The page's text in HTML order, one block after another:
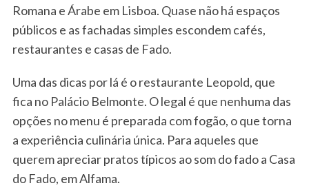
Romana e Árabe em Lisboa. Quase não há espaços
públicos e as fachadas simples escondem cafés,
restaurantes e casas de Fado.
Uma das dicas por lá é o restaurante Leopold, que
fica no Palácio Belmonte. O legal é que nenhuma das
opções no menu é preparada com fogão, o que torna
a experiência culinária única. Para aqueles que
querem apreciar pratos típicos ao som do fado a Casa
do Fado, em Alfama.